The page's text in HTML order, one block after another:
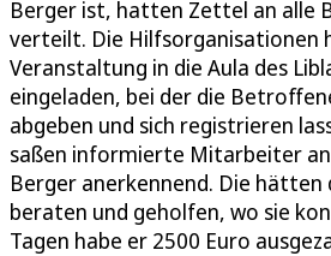
Berger ist, hatten Zettel an alle
verteilt. Die Hilfsorganisationen
Veranstaltung in die Aula des
eingeladen, bei der die
abgeben und sich registrieren
saßen informierte Mitarbeiter an
Berger anerkennend. Die hätten
beraten und geholfen, wo sie
Tagen habe er 2500 Euro